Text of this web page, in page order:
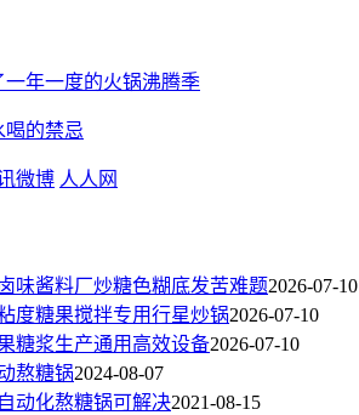
年一度的火锅沸腾季
喝的禁忌
微博 人人网
味酱料厂炒糖色糊底发苦难题2026-07-10
度糖果搅拌专用行星炒锅2026-07-10
糖浆生产通用高效设备2026-07-10
熬糖锅2024-08-07
动化熬糖锅可解决2021-08-15